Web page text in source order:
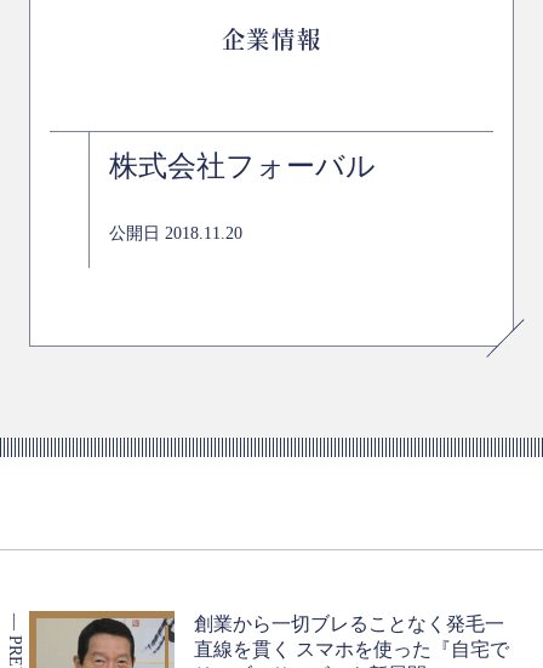
企業情報
株式会社フォーバル
公開日 2018.11.20
創業から一切ブレることなく発毛一
直線を貫く スマホを使った『自宅で